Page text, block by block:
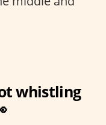
whistling